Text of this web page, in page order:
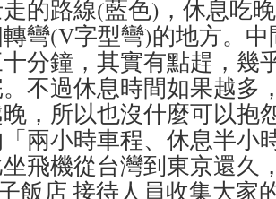
的路線(藍色)，休息吃
彎(V字型彎)的地方。
分鐘，其實有點趕，幾
不過休息時間如果越多
，所以也沒什麼可以抱
兩小時車程、休息半小
飛機從台灣到東京還久
飯店 接待人員收集大家